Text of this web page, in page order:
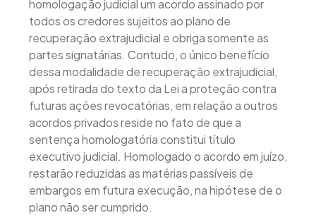
homologação judicial um acordo assinado por
todos os credores sujeitos ao plano de
recuperação extrajudicial e obriga somente as
partes signatárias. Contudo, o único benefício
dessa modalidade de recuperação extrajudicial,
após retirada do texto da Lei a proteção contra
futuras ações revocatórias, em relação a outros
acordos privados reside no fato de que a
sentença homologatória constitui título
executivo judicial. Homologado o acordo em juízo,
restarão reduzidas as matérias passíveis de
embargos em futura execução, na hipótese de o
plano não ser cumprido.